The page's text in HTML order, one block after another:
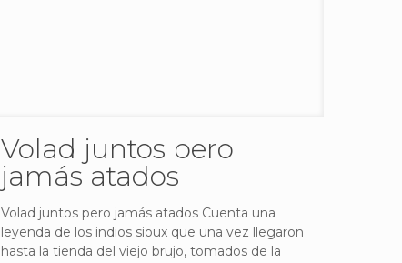
Volad juntos pero
jamás atados
Volad juntos pero jamás atados Cuenta una
leyenda de los indios sioux que una vez llegaron
hasta la tienda del viejo brujo, tomados de la